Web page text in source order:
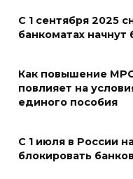
медколледже
Атаку БПЛА
небе над
07 августа 2026 12:15
С 1 сентября 2025
банкоматах начнут
Как повышение
повлияет на
единого пособия
С 1 июля в России
блокировать